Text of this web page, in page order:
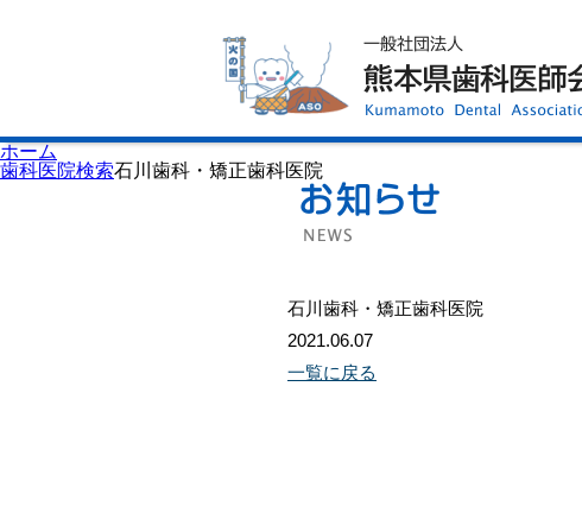
ホーム
歯科医院検索石川歯科・矯正歯科医院
石川歯科・矯正歯科医院
2021.06.07
一覧に戻る
歯科医院検索
休日当番医
イベント案内
歯の豆知識
口腔保健センター
国保組合からのお知らせ
熊本歯科衛生士専門学院
会員専用ページ
プライバシーポリシー
サイトマップ